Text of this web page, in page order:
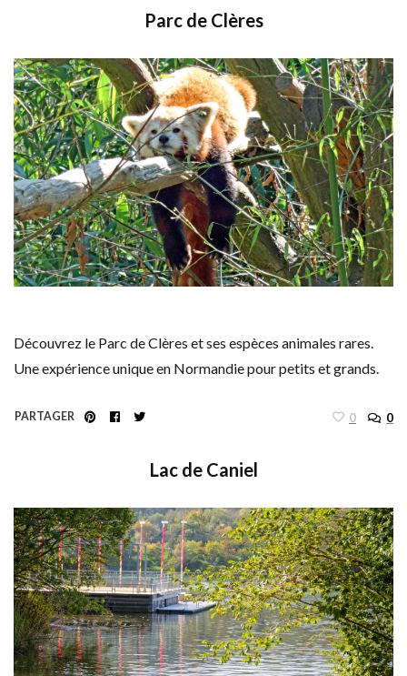
Parc de Clères
Découvrez le Parc de Clères et ses espèces animales rares.
Une expérience unique en Normandie pour petits et grands.
PARTAGER 0 0
Lac de Caniel